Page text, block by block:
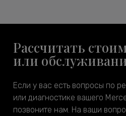
Рассчитать
или
Если у вас есть вопросы по
или диагностике вашего
позвоните нам. На ваши